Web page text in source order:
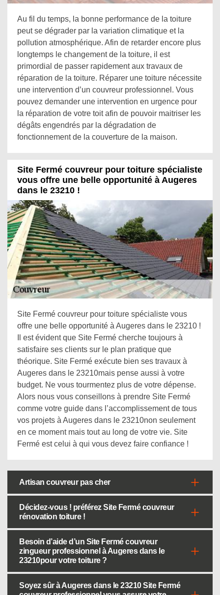
Au fil du temps, la bonne performance de la toiture
peut se dégrader par la variation climatique et la
pollution atmosphérique. Afin de retarder encore plus
longtemps le changement de la toiture, il est
primordial de passer rapidement aux travaux de
réparation de la toiture. Réparer une toiture nécessite
une intervention d’un couvreur professionnel. Vous
pouvez demander une intervention en urgence pour
la réparation de votre toit afin de pouvoir maitriser les
dégâts engendrés par la dégradation de
fonctionnement de la couverture de la maison.
Site Fermé couvreur pour toiture spécialiste
vous offre une belle opportunité à Augeres
dans le 23210 !
Site Fermé couvreur pour toiture spécialiste vous
offre une belle opportunité à Augeres dans le 23210 !
Il est évident que Site Fermé cherche toujours à
satisfaire ses clients sur le plan pratique que
théorique. Site Fermé exécute bien ses travaux à
Augeres dans le 23210mais pense aussi à votre
budget. Ne vous tourmentez plus de votre dépense.
Alors nous vous conseillons à prendre Site Fermé
comme votre guide dans l’accomplissement de tous
vos projets à Augeres dans le 23210non seulement
en ce moment mais tout au long de votre vie. Site
Fermé est celui à qui vous devez faire confiance !
Artisan couvreur pas cher
Décidez-vous ! préférez Site Fermé couvreur
rénovation toiture !
Besoin d’aide d’un Site Fermé couvreur
zingueur professionnel à Augeres dans le
23210pour votre toiture ?
Soyez sûr à Augeres dans le 23210 Site Fermé